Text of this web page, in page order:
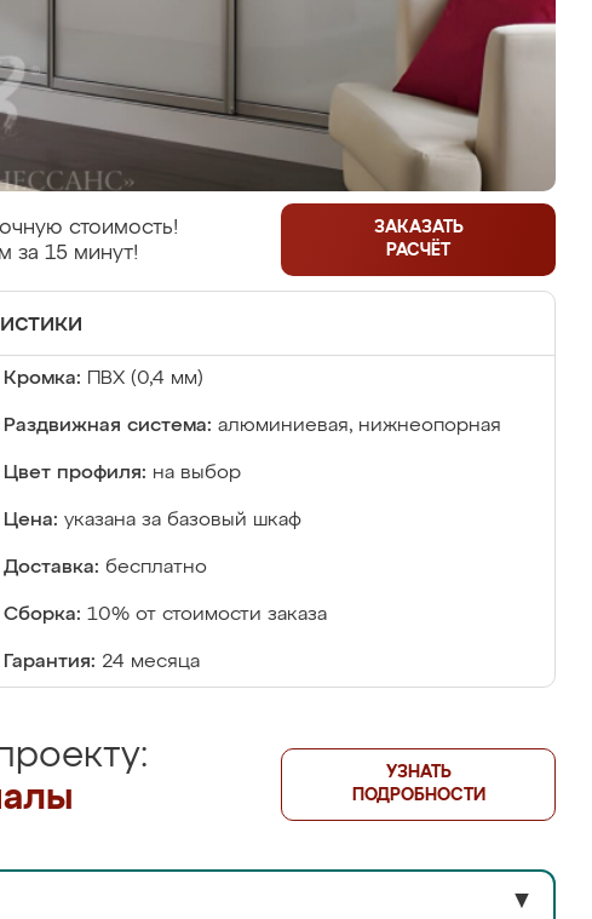
стоимость!
за 15 минут!
ЗАКАЗАТЬ
РАСЧЁТ
Кромка: ПВХ (0,4 мм)
Раздвижная система: алюминиевая, нижнеопорная
Цвет профиля: на выбор
Цена: указана за базовый шкаф
Доставка: бесплатно
Сборка: 10% от стоимости заказа
Гарантия: 24 месяца
УЗНАТЬ
ПОДРОБНОСТИ
▼